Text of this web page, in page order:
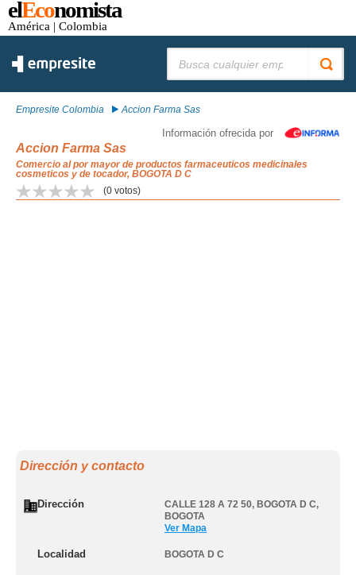
elEconomista
América | Colombia
Empresite Colombia Accion Farma Sas
Información ofrecida por
Accion Farma Sas
Comercio al por mayor de productos farmaceuticos medicinales
cosmeticos y de tocador, BOGOTA D C
(0 votos)
Dirección y contacto
Dirección CALLE 128 A 72 50, BOGOTA D C,
BOGOTA
Ver Mapa
Localidad BOGOTA D C